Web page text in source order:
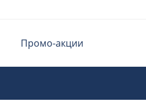
Промо-акции